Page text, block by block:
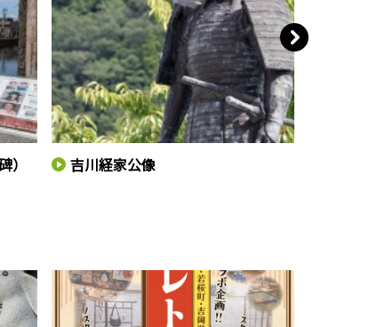
） 吉川経家公像